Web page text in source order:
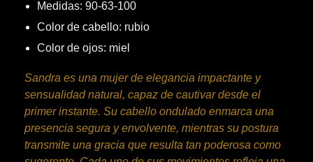
Medidas: 90-63-100
Color de cabello: rubio
Color de ojos: miel
Sandra es una mujer de elegancia impactante y
sensualidad natural, capaz de cautivar desde el
primer instante. Su cabello ondulado enmarca una
presencia segura y envolvente, mientras su postura
transmite una gracia que resulta tan poderosa como